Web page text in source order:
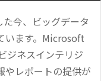
今、ビッグデータ
います。Microsoft
ジネスインテリジ
やレポートの提供が